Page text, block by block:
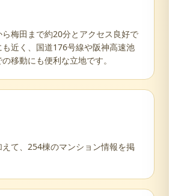
梅田まで約20分とアクセス良好で
近く、国道176号線や阪神高速池
移動にも便利な立地です。
て、 254棟のマンション情報を掲